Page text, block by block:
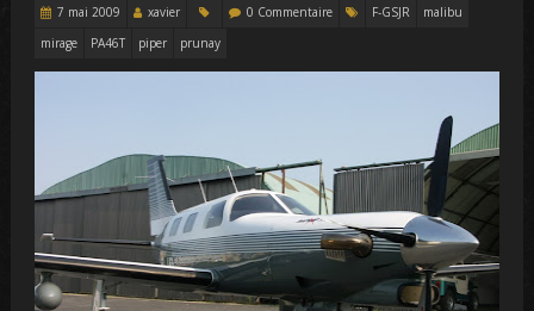
7 mai 2009 xavier 0 Commentaire F-GSJR
malibu
mirage
PA46T piper prunay